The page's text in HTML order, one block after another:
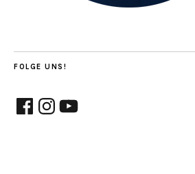
FOLGE UNS!
FacebookInstagram
YouTube